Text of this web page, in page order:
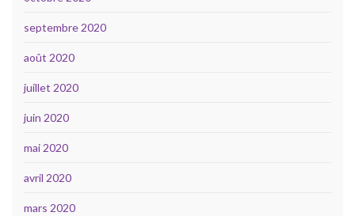
septembre 2020
août 2020
juillet 2020
juin 2020
mai 2020
avril 2020
mars 2020